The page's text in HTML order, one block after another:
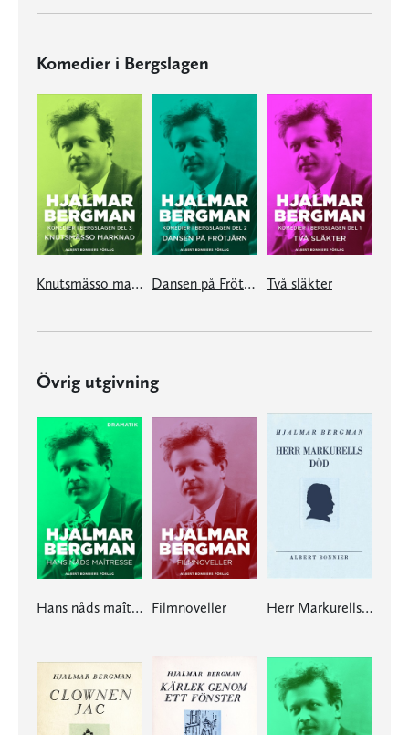
Komedier i Bergslagen
Knutsmässo marknad Dansen på Frötjärn Två släkter
Övrig utgivning
Hans nåds maîtresse Filmnoveller Herr Markurells död och andra noveller